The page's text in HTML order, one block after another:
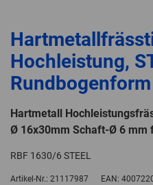
Hochleistung,
Rundbogenform
Hartmetall
Ø 16x30mm Schaft-Ø 6 mm
RBF 1630/6 STEEL
Artikel-Nr.: 21117987 EAN: